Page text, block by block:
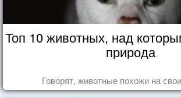
Топ 10 животных, над
природа
Говорят, животные похожи на